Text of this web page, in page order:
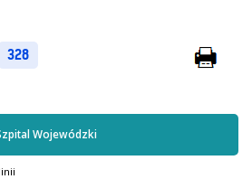
do ulg
przewozów
biletów ZK„KM”
Automaty biletowe
biletów u kierowców
328
Wojewódzki